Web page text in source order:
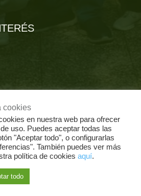
de España
sin Alzheimer
cookies
en nuestra web para ofrecer
uso. Puedes aceptar todas las
"Aceptar todo", o configurarlas
También puedes ver más
política de cookies aquí.
todo